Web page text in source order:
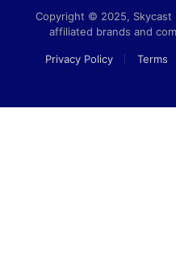
Copyright © 2025,
affiliated brands and
Privacy Policy Terms